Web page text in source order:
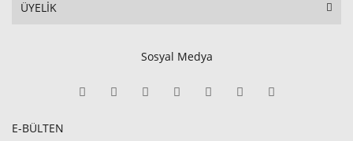
ÜYELİK
Sosyal Medya
E-BÜLTEN